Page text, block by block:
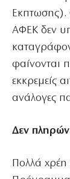
Εκπτωσης).
ΑΦΕΚ δεν
φαίνονται
εκκρεμείς
ανάλογες
Δεν
Πολλά